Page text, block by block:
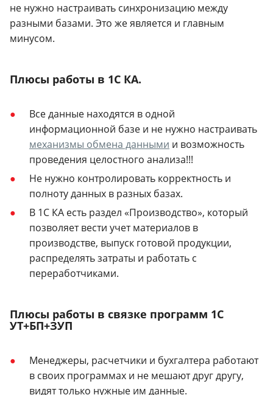
не нужно настраивать синхронизацию между
разными базами. Это же является и главным
минусом.
Плюсы работы в 1С КА.
Все данные находятся в одной
информационной базе и не нужно настраивать
механизмы обмена данными и возможность
проведения целостного анализа!!!
Не нужно контролировать корректность и
полноту данных в разных базах.
В 1С КА есть раздел «Производство», который
позволяет вести учет материалов в
производстве, выпуск готовой продукции,
распределять затраты и работать с
переработчиками.
Плюсы работы в связке программ 1С
УТ+БП+ЗУП
Менеджеры, расчетчики и бухгалтера работают
в своих программах и не мешают друг другу,
видят только нужные им данные.